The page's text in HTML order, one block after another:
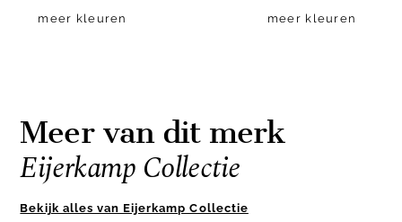
meer kleuren meer kleuren
Meer van dit merk
Eijerkamp Collectie
Bekijk alles van Eijerkamp Collectie